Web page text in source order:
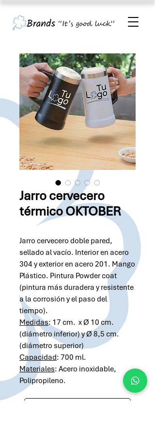
Jarro cervecero
térmico OKTOBER
Jarro cervecero doble pared,
sellado al vacío. Interior en acero
304 y exterior en acero 201. Mango
Plástico. Pintura Powder coat
(pintura más duradera y resistente
a la corrosión y el paso del
tiempo).
Medidas: 17 cm. x Ø 10 cm.
(diámetro inferior) y Ø 8,5 cm.
(diámetro superior)
Capacidad: 700 ml.
Materiales: Acero inoxidable,
Polipropileno.